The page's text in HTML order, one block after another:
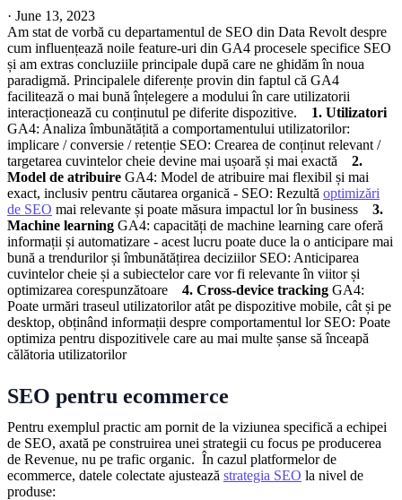
· June 13, 2023
Am stat de vorbă cu departamentul de SEO din Data Revolt despre
cum influențează noile feature-uri din GA4 procesele specifice SEO
și am extras concluziile principale după care ne ghidăm în noua
paradigmă. Principalele diferențe provin din faptul că GA4
facilitează o mai bună înțelegere a modului în care utilizatorii
interacționează cu conținutul pe diferite dispozitive.
1. Utilizatori
GA4: Analiza îmbunătățită a comportamentului utilizatorilor:
implicare / conversie / retenție SEO: Crearea de conținut relevant /
targetarea cuvintelor cheie devine mai ușoară și mai exactă
2.
Model de atribuire GA4: Model de atribuire mai flexibil și mai
exact, inclusiv pentru căutarea organică - SEO: Rezultă optimizări
de SEO mai relevante și poate măsura impactul lor în business
3.
Machine learning GA4: capacități de machine learning care oferă
informații și automatizare - acest lucru poate duce la o anticipare mai
bună a trendurilor și îmbunătățirea deciziilor SEO: Anticiparea
cuvintelor cheie și a subiectelor care vor fi relevante în viitor și
optimizarea corespunzătoare
4. Cross-device tracking GA4:
Poate urmări traseul utilizatorilor atât pe dispozitive mobile, cât și pe
desktop, obținând informații despre comportamentul lor SEO: Poate
optimiza pentru dispozitivele care au mai multe șanse să înceapă
călătoria utilizatorilor
SEO pentru ecommerce
Pentru exemplul practic am pornit de la viziunea specifică a echipei
de SEO, axată pe construirea unei strategii cu focus pe producerea
de Revenue, nu pe trafic organic. În cazul platformelor de
ecommerce, datele colectate ajustează strategia SEO la nivel de
produse: